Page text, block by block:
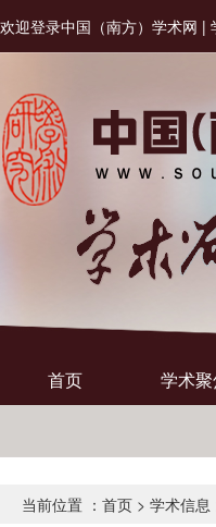
欢迎登录中国（南方）学术网 |
首页 学术聚
当前位置 ： 首页 > 学术信息